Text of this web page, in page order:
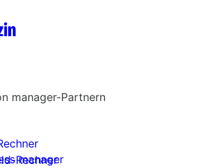
manager
manager-Partnern
Rechner